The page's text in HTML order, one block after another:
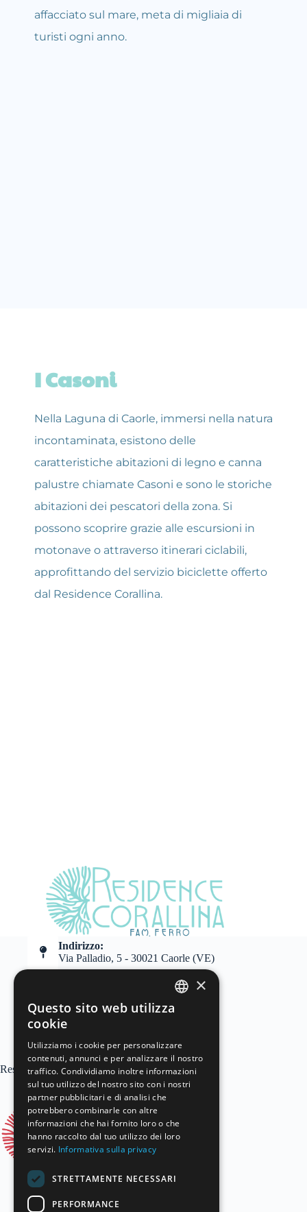
affacciato sul mare, meta di migliaia di
turisti ogni anno.
I Casoni
Nella Laguna di Caorle, immersi nella natura
incontaminata, esistono delle
caratteristiche abitazioni di legno e canna
palustre chiamate Casoni e sono le storiche
abitazioni dei pescatori della zona. Si
possono scoprire grazie alle escursioni in
motonave o attraverso itinerari ciclabili,
approfittando del servizio biciclette offerto
dal Residence Corallina.
Indirizzo:
Via Palladio, 5 - 30021 Caorle (VE)
Email:
info@residencecorallina.it
ResidencePartner
GERMAN
×
Questo sito web utilizza
cookie
Utilizziamo i cookie per personalizzare
contenuti, annunci e per analizzare il nostro
traffico. Condividiamo inoltre informazioni
sul tuo utilizzo del nostro sito con i nostri
partner pubblicitari e di analisi che
potrebbero combinarle con altre
informazioni che hai fornito loro o che
hanno raccolto dal tuo utilizzo dei loro
servizi. Informativa sulla privacy
STRETTAMENTE NECESSARI
PERFORMANCE